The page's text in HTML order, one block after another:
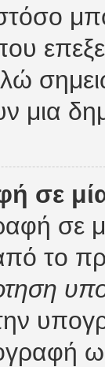
σε
σε
το